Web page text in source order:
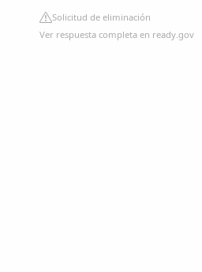
Solicitud de eliminación
Ver respuesta completa en ready.gov